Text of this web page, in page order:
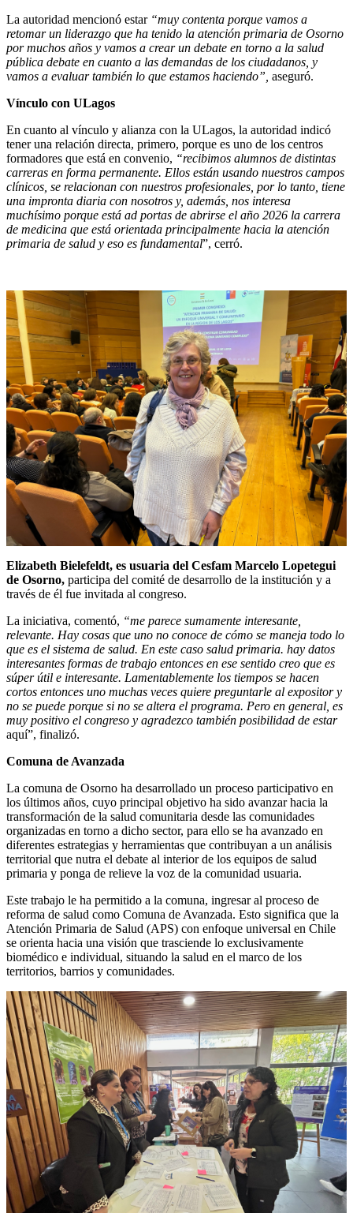
La autoridad mencionó estar “muy contenta porque vamos a
retomar un liderazgo que ha tenido la atención primaria de Osorno
por muchos años y vamos a crear un debate en torno a la salud
pública debate en cuanto a las demandas de los ciudadanos, y
vamos a evaluar también lo que estamos haciendo”, aseguró.
Vínculo con ULagos
En cuanto al vínculo y alianza con la ULagos, la autoridad indicó
tener una relación directa, primero, porque es uno de los centros
formadores que está en convenio, “recibimos alumnos de distintas
carreras en forma permanente. Ellos están usando nuestros campos
clínicos, se relacionan con nuestros profesionales, por lo tanto, tiene
una impronta diaria con nosotros y, además, nos interesa
muchísimo porque está ad portas de abrirse el año 2026 la carrera
de medicina que está orientada principalmente hacia la atención
primaria de salud y eso es fundamental”, cerró.
Elizabeth Bielefeldt, es usuaria del Cesfam Marcelo Lopetegui
de Osorno, participa del comité de desarrollo de la institución y a
través de él fue invitada al congreso.
La iniciativa, comentó, “me parece sumamente interesante,
relevante. Hay cosas que uno no conoce de cómo se maneja todo lo
que es el sistema de salud. En este caso salud primaria. hay datos
interesantes formas de trabajo entonces en ese sentido creo que es
súper útil e interesante. Lamentablemente los tiempos se hacen
cortos entonces uno muchas veces quiere preguntarle al expositor y
no se puede porque si no se altera el programa. Pero en general, es
muy positivo el congreso y agradezco también posibilidad de estar
aquí”, finalizó.
Comuna de Avanzada
La comuna de Osorno ha desarrollado un proceso participativo en
los últimos años, cuyo principal objetivo ha sido avanzar hacia la
transformación de la salud comunitaria desde las comunidades
organizadas en torno a dicho sector, para ello se ha avanzado en
diferentes estrategias y herramientas que contribuyan a un análisis
territorial que nutra el debate al interior de los equipos de salud
primaria y ponga de relieve la voz de la comunidad usuaria.
Este trabajo le ha permitido a la comuna, ingresar al proceso de
reforma de salud como Comuna de Avanzada. Esto significa que la
Atención Primaria de Salud (APS) con enfoque universal en Chile
se orienta hacia una visión que trasciende lo exclusivamente
biomédico e individual, situando la salud en el marco de los
territorios, barrios y comunidades.